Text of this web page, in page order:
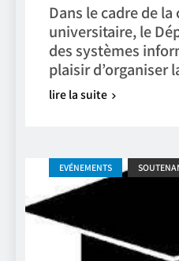
Dans le cadre de
universitaire, le
des systèmes
plaisir d’organiser
lire la suite
EVÉNEMENTS